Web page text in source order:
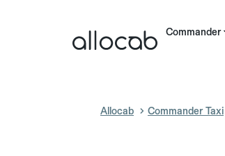
Commander
Allocab Commander Taxi